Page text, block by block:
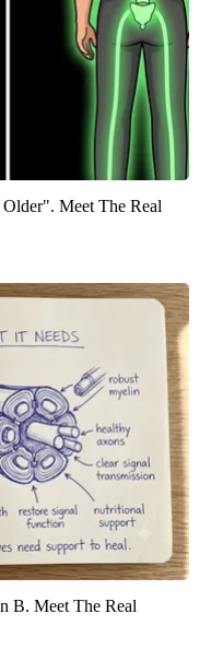
Meet The Real
B. Meet The Real